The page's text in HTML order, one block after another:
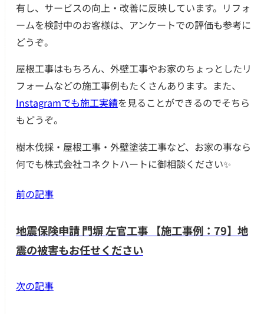
有し、サービスの向上・改善に反映しています。リフォ
ームを検討中のお客様は、アンケートでの評価も参考に
どうぞ。
屋根工事はもちろん、外壁工事やお家のちょっとしたリ
フォームなどの施工事例もたくさんあります。また、
Instagramでも施工実績を見ることができるのでそちら
もどうぞ。
樹木伐採・屋根工事・外壁塗装工事など、お家の事なら
何でも株式会社コネクトハートに御相談ください✨
前の記事
地震保険申請 門塀 左官工事 【施工事例：79】地
震の被害もお任せください
次の記事